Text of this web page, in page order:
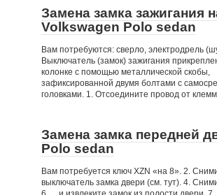
Замена замка зажигания
Volkswagen Polo sedan
Вам потребуются: сверло, электродрель
Выключатель (замок) зажигания
колонке с помощью металлической скобы,
зафиксированной двумя болтами с
головками. 1. Отсоедините провод от
Замена замка передней
Polo sedan
Вам потребуется ключ XZN «на 8». 2.
выключатель замка двери (см. тут). 4.